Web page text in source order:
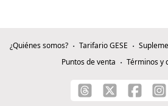
¿Quiénes somos? Tarifario GESE
Puntos de venta
Términos y